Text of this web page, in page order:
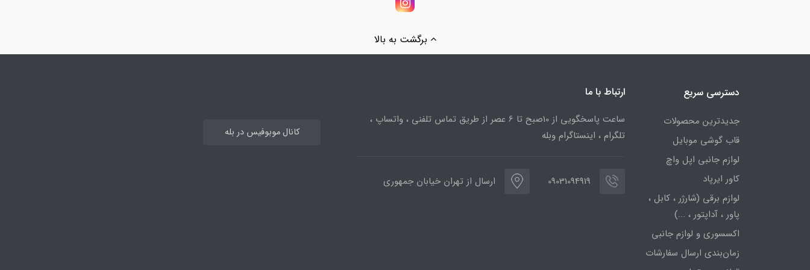
برگشت به بالا
دسترسی سریع
جدیدترین محصولات
قاب گوشی موبایل
لوازم جانبی اپل واچ
کاور ایرپاد
لوازم برقی (شارژر ، کابل ،
پاور ، آداپتور ، ...)
اکسسوری و لوازم جانبی
زمان‌بندی ارسال سفارشات
ارتباط با ما
ساعت پاسخگویی از 10صبح تا 6 عصر از طریق تماس تلفنی ، واتساپ ،
تلگرام ، اینستاگرام وبله
09031094919 ارسال از تهران خیابان جمهوری
کانال موبوفیس در بله